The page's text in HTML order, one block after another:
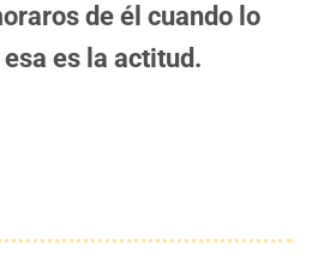
de él cuando lo
esa es la actitud.